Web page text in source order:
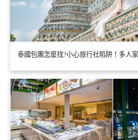
泰國包團怎麼找?小心旅行社陷阱！多人